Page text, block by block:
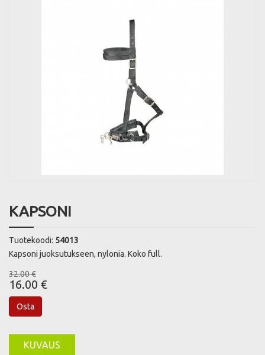
KAPSONI
Tuotekoodi: 54013
Kapsoni juoksutukseen, nylonia. Koko full.
32.00 €
16.00 €
Osta
KUVAUS